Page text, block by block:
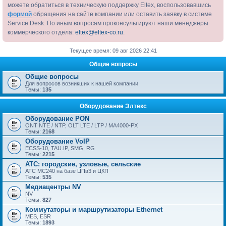
можете обратиться в техническую поддержку Eltex, воспользовавшись
формой обращения на сайте компании или оставить заявку в системе
Service Desk. По иным вопросам проконсультируют наши менеджеры
коммерческого отдела: eltex@eltex-co.ru.
Текущее время: 09 авг 2026 22:41
Общие вопросы
Общие вопросы
Для вопросов возникших к нашей компании
Темы: 135
Оборудование Элтекс
Оборудование PON
ONT NTE / NTP, OLT LTE / LTP / MA4000-PX
Темы: 2168
Оборудование VoIP
ECSS-10, TAU.IP, SMG, RG
Темы: 2215
АТС: городские, узловые, сельские
АТС МС240 на базе ЦПв3 и ЦКП
Темы: 535
Медиацентры NV
NV
Темы: 827
Коммутаторы и маршрутизаторы Ethernet
MES, ESR
Темы: 1893